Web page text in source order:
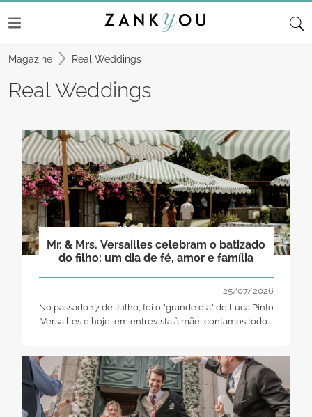
Magazine Real Weddings
Real Weddings
Mr. & Mrs. Versailles celebram o batizado
do filho: um dia de fé, amor e família
25/07/2026
No passado 17 de Julho, foi o "grande dia" de Luca Pinto
Versailles e hoje, em entrevista à mãe, contamos todos